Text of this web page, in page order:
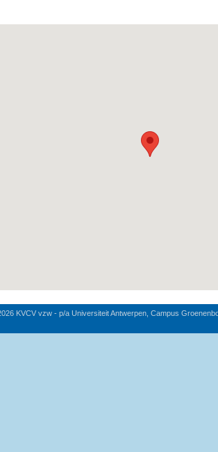
KVCV vzw - p/a Universiteit Antwerpen, Campus